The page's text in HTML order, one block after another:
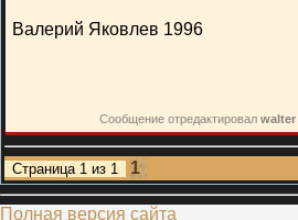
Валерий Яковлев 1996
Сообщение отредактировал walter
Страница 1 из 1 1
Полная версия сайта